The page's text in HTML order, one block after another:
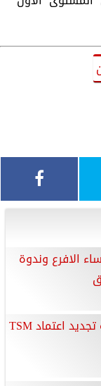
الافرع وندوة
مياه الشرقية: للمرة الرابعة تجديد اعتماد TSM